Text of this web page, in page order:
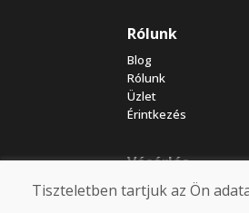
Rólunk
Blog
Rólunk
Üzlet
Érintkezés
Vásárlás
Eshop
Tiszteletben tartjuk az Ön